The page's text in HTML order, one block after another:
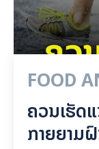
FOOD
ຄວນເຮັດ
ກາຍຍາມ